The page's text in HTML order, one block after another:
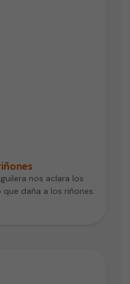
nos aclara los
daña a los riñones.